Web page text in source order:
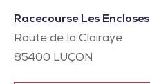
Atlantic
Racecourse Les Encloses
Route de la Clairaye
85400 LUÇON